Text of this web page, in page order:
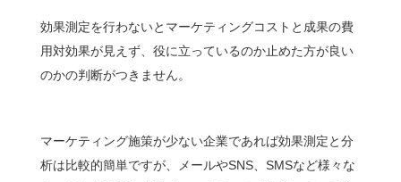
効果測定を行わないとマーケティングコストと成果の費
用対効果が見えず、役に立っているのか止めた方が良い
のかの判断がつきません。
マーケティング施策が少ない企業であれば効果測定と分
析は比較的簡単ですが、メールやSNS、SMSなど様々な